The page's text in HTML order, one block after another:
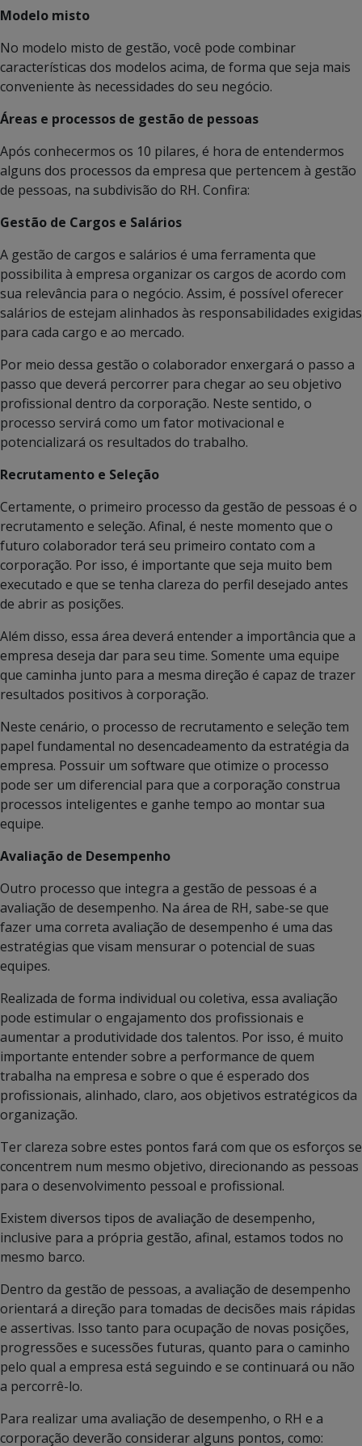
Modelo misto
No modelo misto de gestão, você pode combinar
características dos modelos acima, de forma que seja mais
conveniente às necessidades do seu negócio.
Áreas e processos de gestão de pessoas
Após conhecermos os 10 pilares, é hora de entendermos
alguns dos processos da empresa que pertencem à gestão
de pessoas, na subdivisão do RH. Confira:
Gestão de Cargos e Salários
A gestão de cargos e salários é uma ferramenta que
possibilita à empresa organizar os cargos de acordo com
sua relevância para o negócio. Assim, é possível oferecer
salários de estejam alinhados às responsabilidades exigidas
para cada cargo e ao mercado.
Por meio dessa gestão o colaborador enxergará o passo a
passo que deverá percorrer para chegar ao seu objetivo
profissional dentro da corporação. Neste sentido, o
processo servirá como um fator motivacional e
potencializará os resultados do trabalho.
Recrutamento e Seleção
Certamente, o primeiro processo da gestão de pessoas é o
recrutamento e seleção. Afinal, é neste momento que o
futuro colaborador terá seu primeiro contato com a
corporação. Por isso, é importante que seja muito bem
executado e que se tenha clareza do perfil desejado antes
de abrir as posições.
Além disso, essa área deverá entender a importância que a
empresa deseja dar para seu time. Somente uma equipe
que caminha junto para a mesma direção é capaz de trazer
resultados positivos à corporação.
Neste cenário, o processo de recrutamento e seleção tem
papel fundamental no desencadeamento da estratégia da
empresa. Possuir um software que otimize o processo
pode ser um diferencial para que a corporação construa
processos inteligentes e ganhe tempo ao montar sua
equipe.
Avaliação de Desempenho
Outro processo que integra a gestão de pessoas é a
avaliação de desempenho. Na área de RH, sabe-se que
fazer uma correta avaliação de desempenho é uma das
estratégias que visam mensurar o potencial de suas
equipes.
Realizada de forma individual ou coletiva, essa avaliação
pode estimular o engajamento dos profissionais e
aumentar a produtividade dos talentos. Por isso, é muito
importante entender sobre a performance de quem
trabalha na empresa e sobre o que é esperado dos
profissionais, alinhado, claro, aos objetivos estratégicos da
organização.
Ter clareza sobre estes pontos fará com que os esforços se
concentrem num mesmo objetivo, direcionando as pessoas
para o desenvolvimento pessoal e profissional.
Existem diversos tipos de avaliação de desempenho,
inclusive para a própria gestão, afinal, estamos todos no
mesmo barco.
Dentro da gestão de pessoas, a avaliação de desempenho
orientará a direção para tomadas de decisões mais rápidas
e assertivas. Isso tanto para ocupação de novas posições,
progressões e sucessões futuras, quanto para o caminho
pelo qual a empresa está seguindo e se continuará ou não
a percorrê-lo.
Para realizar uma avaliação de desempenho, o RH e a
corporação deverão considerar alguns pontos, como: